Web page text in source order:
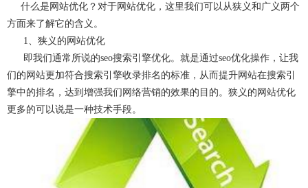
什么是网站优化？对于网站优化，这里我们可以从狭义和广义两个
方面来了解它的含义。
1、狭义的网站优化
即我们通常所说的seo搜索引擎优化。就是通过seo优化操作，让我
们的网站更加符合搜索引擎收录排名的标准，从而提升网站在搜索引
擎中的排名，达到增强我们网络营销的效果的目的。狭义的网站优化
更多的可以说是一种技术手段。